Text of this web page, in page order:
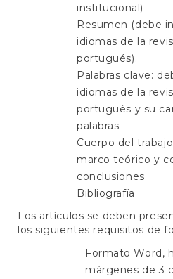
institucional)
Resumen (debe
idiomas de la
portugués).
Palabras clave:
idiomas de la
portugués y su
palabras.
Cuerpo del
marco teórico y
conclusiones
Bibliografía
Los artículos se deben
los siguientes requisitos de
Formato Word,
márgenes de 3